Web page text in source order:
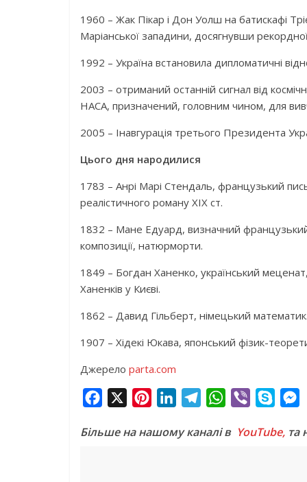
1960 – Жак Пікар і Дон Уолш на батискафі
Маріанської западини, досягнувши
1992 – Україна встановила дипломатичні
2003 – отриманий останній сигнал від
НАСА, призначений, головним чином, для
2005 – Інавгурація третього Президента
Цього дня народилися
1783 – Анрі Марі Стендаль, французький
реалістичного роману XIX ст.
1832 – Мане Едуард, визначний
композиції, натюрморти.
1849 – Богдан Ханенко, український
Ханенків у Києві.
1862 – Давид Гільберт, німецький математик.
1907 – Хідекі Юкава, японський фізик-
Джерело parta.com
c
n
n
l
W
a
b
y
s
Більше на нашому каналі в YouTube, та